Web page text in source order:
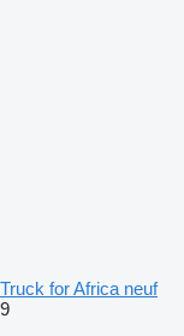
Truck for Africa neuf
9